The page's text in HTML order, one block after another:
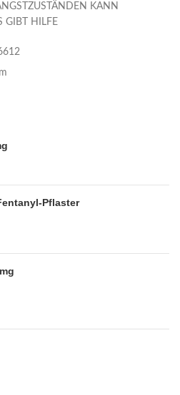
KANN
GIBT HILFE
Pflaster